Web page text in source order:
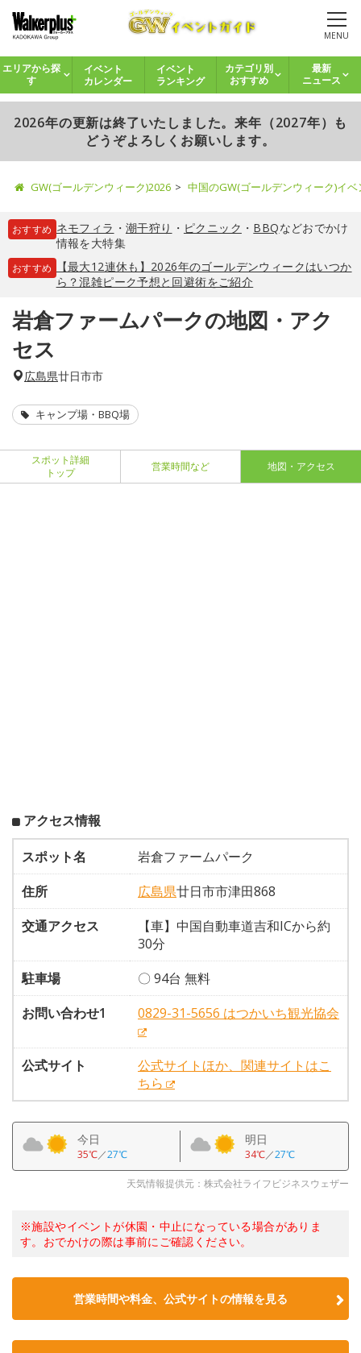
MENU
エリアから探
す
イベント
カレンダー
イベント
ランキング
カテゴリ別
おすすめ
最新
ニュース
2026年の更新は終了いたしました。来年（2027年）も
どうぞよろしくお願いします。
GW(ゴールデンウィーク)2026 中国のGW(ゴールデンウィーク)イ
おすすめ ネモフィラ ・ 潮干狩り ・ ピクニック ・ BBQなどおでかけ
情報を大特集
おすすめ
【最大12連休も】2026年のゴールデンウィークはいつか
ら？混雑ピーク予想と回避術をご紹介
岩倉ファームパークの地図・アク
セス
広島県廿日市市
キャンプ場・BBQ場
スポット詳細
トップ
営業時間など 地図・アクセス
アクセス情報
スポット名
岩倉ファームパーク
住所
広島県廿日市市津田868
交通アクセス
【車】中国自動車道吉和ICから約
30分
駐車場
〇 94台 無料
お問い合わせ1
0829-31-5656 はつかいち観光協会
公式サイト
公式サイトほか、関連サイトはこ
ちら
今日
35℃／27℃
明日
34℃／27℃
天気情報提供元：株式会社ライフビジネスウェザー
※施設やイベントが休園・中止になっている場合がありま
す。おでかけの際は事前にご確認ください。
営業時間や料金、公式サイトの情報を見る